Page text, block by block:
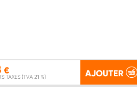
€
TAXES (TVA 21 %) AJOUTER